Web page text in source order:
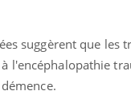
suggèrent que les
l'encéphalopathie